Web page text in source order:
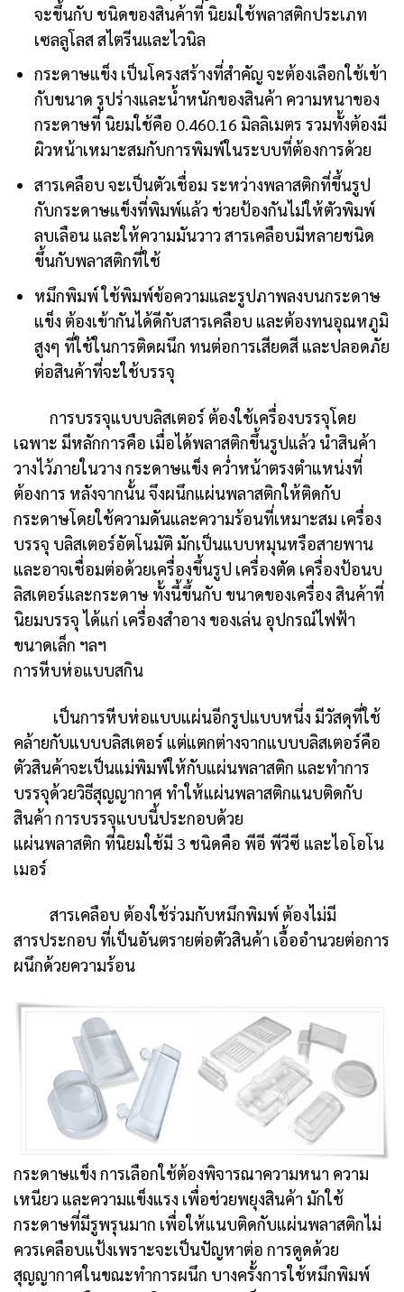
จะขึ้นกับ ชนิดของสินค้าที่ นิยมใช้พลาสติกประเภท
เซลลูโลส สไตรีนและไวนิล
กระดาษแข็ง เป็นโครงสร้างที่สำคัญ จะต้องเลือกใช้เข้า
กับขนาด รูปร่างและน้ำหนักของสินค้า ความหนาของ
กระดาษที่ นิยมใช้คือ 0.460.16 มิลลิเมตร รวมทั้งต้องมี
ผิวหน้าเหมาะสมกับการพิมพ์ในระบบที่ต้องการด้วย
สารเคลือบ จะเป็นตัวเชื่อม ระหว่างพลาสติกที่ขึ้นรูป
กับกระดาษแข็งที่พิมพ์แล้ว ช่วยป้องกันไม่ให้ตัวพิมพ์
ลบเลือน และให้ความมันวาว สารเคลือบมีหลายชนิด
ขึ้นกับพลาสติกที่ใช้
หมึกพิมพ์ ใช้พิมพ์ข้อความและรูปภาพลงบนกระดาษ
แข็ง ต้องเข้ากันได้ดีกับสารเคลือบ และต้องทนอุณหภูมิ
สูงๆ ที่ใช้ในการติดผนึก ทนต่อการเสียดสี และปลอดภัย
ต่อสินค้าที่จะใช้บรรจุ
การบรรจุแบบบลิสเตอร์ ต้องใช้เครื่องบรรจุโดย
เฉพาะ มีหลักการคือ เมื่อได้พลาสติกขึ้นรูปแล้ว นำสินค้า
วางไว้ภายในวาง กระดาษแข็ง คว่ำหน้าตรงตำแหน่งที่
ต้องการ หลังจากนั้น จึงผนึกแผ่นพลาสติกให้ติดกับ
กระดาษโดยใช้ความดันและความร้อนที่เหมาะสม เครื่อง
บรรจุ บลิสเตอร์อัตโนมัติ มักเป็นแบบหมุนหรือสายพาน
และอาจเชื่อมต่อด้วยเครื่องขึ้นรูป เครื่องตัด เครื่องป้อนบ
ลิสเตอร์และกระดาษ ทั้งนี้ขึ้นกับ ขนาดของเครื่อง สินค้าที่
นิยมบรรจุ ได้แก่ เครื่องสำอาง ของเล่น อุปกรณ์ไฟฟ้า
ขนาดเล็ก ฯลฯ
การหีบห่อแบบสกิน
เป็นการหีบห่อแบบแผ่นอีกรูปแบบหนึ่ง มีวัสดุที่ใช้
คล้ายกับแบบบลิสเตอร์ แต่แตกต่างจากแบบบลิสเตอร์คือ
ตัวสินค้าจะเป็นแม่พิมพ์ให้กับแผ่นพลาสติก และทำการ
บรรจุด้วยวิธีสุญญากาศ ทำให้แผ่นพลาสติกแนบติดกับ
สินค้า การบรรจุแบบนี้ประกอบด้วย
แผ่นพลาสติก ที่นิยมใช้มี 3 ชนิดคือ พีอี พีวีซี และไอโอโน
เมอร์
สารเคลือบ ต้องใช้ร่วมกับหมึกพิมพ์ ต้องไม่มี
สารประกอบ ที่เป็นอันตรายต่อตัวสินค้า เอื้ออำนวยต่อการ
ผนึกด้วยความร้อน
กระดาษแข็ง การเลือกใช้ต้องพิจารณาความหนา ความ
เหนียว และความแข็งแรง เพื่อช่วยพยุงสินค้า มักใช้
กระดาษที่มีรูพรุนมาก เพื่อให้แนบติดกับแผ่นพลาสติกไม่
ควรเคลือบแป้งเพราะจะเป็นปัญหาต่อ การดูดด้วย
สุญญากาศในขณะทำการผนึก บางครั้งการใช้หมึกพิมพ์